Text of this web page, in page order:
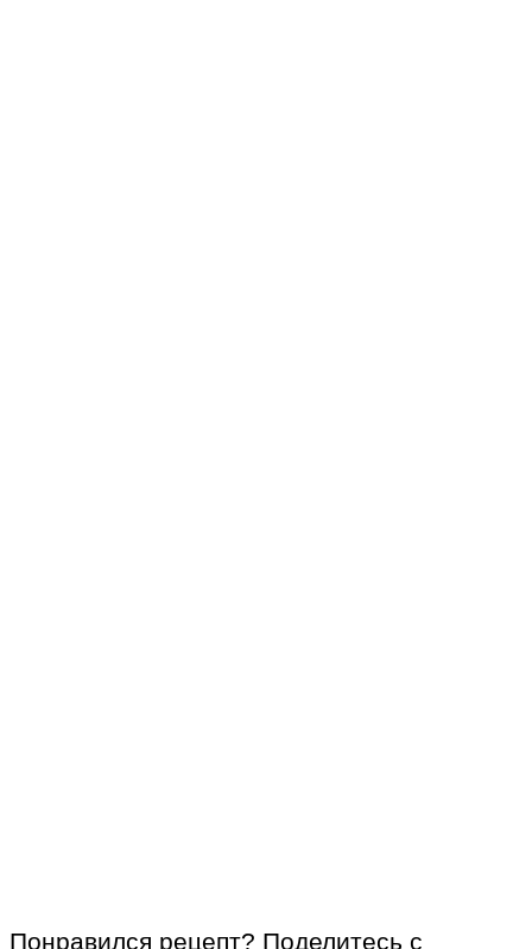
Понравился рецепт? Поделитесь с